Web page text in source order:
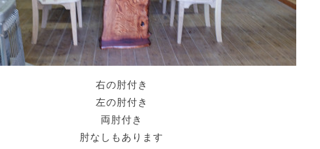
右の肘付き
左の肘付き
両肘付き
肘なしもあります